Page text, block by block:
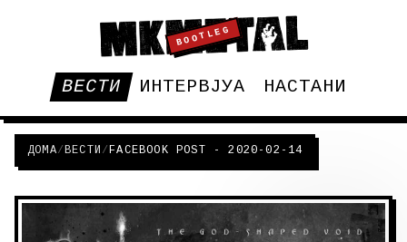
BOOTLEG
ВЕСТИ ИНТЕРВЈУА НАСТАНИ
ДОМА/ВЕСТИ /FACEBOOK POST - 2020-02-14